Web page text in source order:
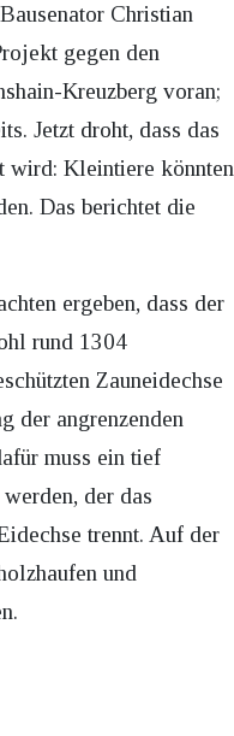
Christian
gegen den
Kreuzberg voran;
Jetzt droht, dass das
wird: Kleintiere könnten
Das berichtet die
ergeben, dass der
rund 1304
Zauneidechse
der angrenzenden
muss ein tief
der das
trennt. Auf der
und